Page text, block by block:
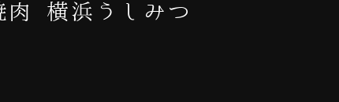
肉 横浜うしみつ